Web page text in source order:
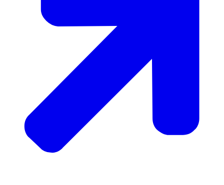
Dat heeft zich geresulteerd in de ‘Baseline
preventie, aanpak en zorg bij agressie en geweld’.
Hierin staat een normenkader voor werkgevers.
Wat heb ik idealiter in te richten om deze aanpak
van werkgevers goed in te vullen?
En wat leuk is, is dat nu elke organisatie die...
burgercontacten heeft bij Justitie en Veiligheid en
Asiel en Migratie... zelfevaluatie heeft ingevuld om
te kijken, hoe staan wij tegenover deze norm?
Wat hebben wij wel op orde en waarop zouden wij